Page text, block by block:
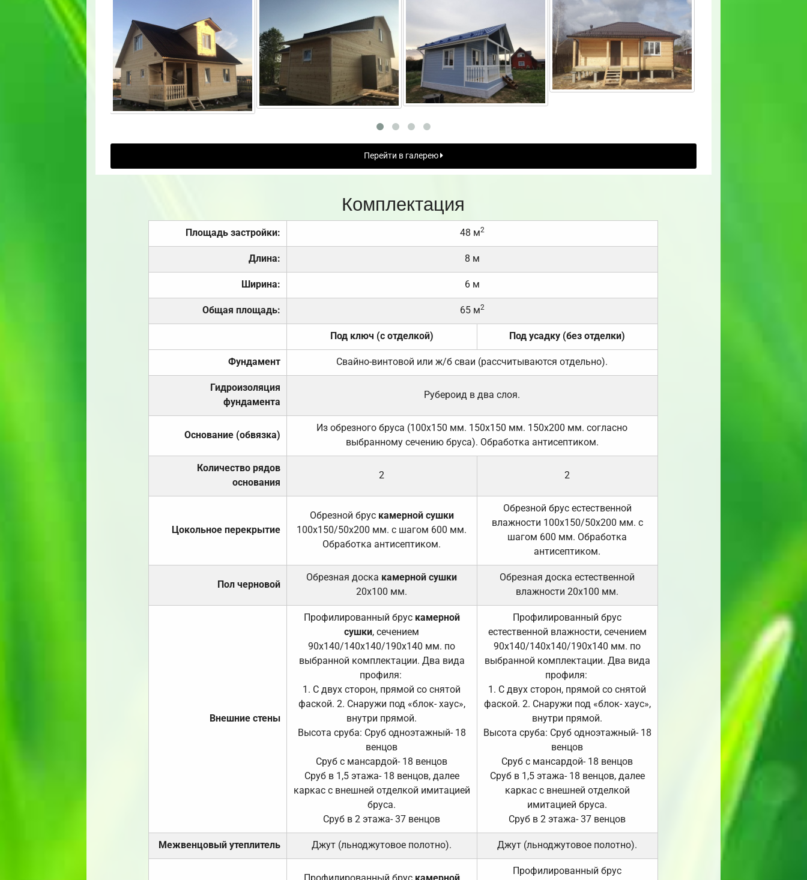
Перейти в галерею
Комплектация
Площадь застройки: 48 м2
Длина: 8 м
Ширина: 6 м
Общая площадь: 65 м2
Под ключ (с отделкой) Под усадку (без отделки)
Фундамент Свайно-винтовой или ж/б сваи (рассчитываются отдельно).
Гидроизоляция
фундамента
Рубероид в два слоя.
Основание (обвязка)
Из обрезного бруса (100х150 мм. 150х150 мм. 150х200 мм. согласно
выбранному сечению бруса). Обработка антисептиком.
Количество рядов
основания
2 2
Цокольное перекрытие
Обрезной брус камерной сушки
100х150/50х200 мм. с шагом 600 мм.
Обработка антисептиком.
Обрезной брус естественной
влажности 100х150/50х200 мм. с
шагом 600 мм. Обработка
антисептиком.
Пол черновой
Обрезная доска камерной сушки
20х100 мм.
Обрезная доска естественной
влажности 20х100 мм.
Внешние стены
Профилированный брус камерной
сушки, сечением
90х140/140х140/190х140 мм. по
выбранной комплектации. Два вида
профиля:
1. С двух сторон, прямой со снятой
фаской. 2. Снаружи под «блок- хаус»,
внутри прямой.
Высота сруба: Сруб одноэтажный- 18
венцов
Сруб с мансардой- 18 венцов
Сруб в 1,5 этажа- 18 венцов, далее
каркас с внешней отделкой имитацией
бруса.
Сруб в 2 этажа- 37 венцов
Профилированный брус
естественной влажности, сечением
90х140/140х140/190х140 мм. по
выбранной комплектации. Два вида
профиля:
1. С двух сторон, прямой со снятой
фаской. 2. Снаружи под «блок- хаус»,
внутри прямой.
Высота сруба: Сруб одноэтажный- 18
венцов
Сруб с мансардой- 18 венцов
Сруб в 1,5 этажа- 18 венцов, далее
каркас с внешней отделкой
имитацией бруса.
Сруб в 2 этажа- 37 венцов
Межвенцовый утеплитель Джут (льноджутовое полотно). Джут (льноджутовое полотно).
Профилированный брус